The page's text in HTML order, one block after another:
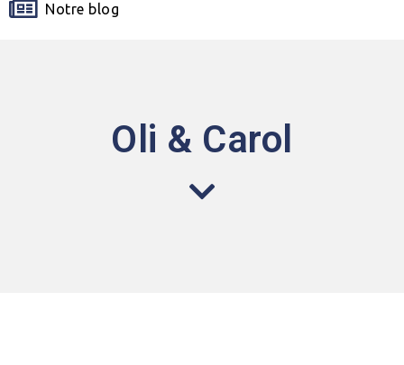
Notre blog
Oli & Carol